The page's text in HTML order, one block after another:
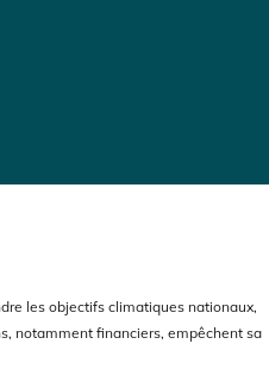
les objectifs climatiques nationaux,
notamment financiers, empêchent sa